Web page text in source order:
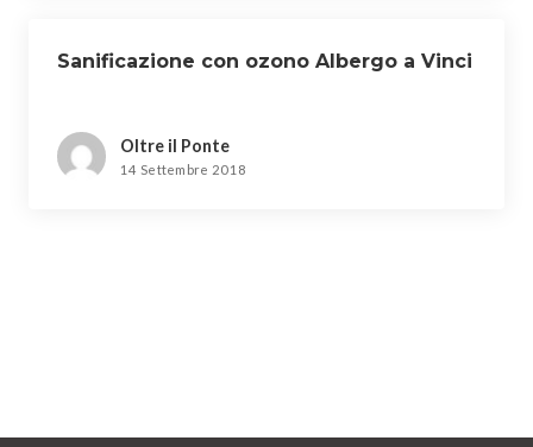
Sanificazione con ozono Albergo a Vinci
Oltre il Ponte
14 Settembre 2018